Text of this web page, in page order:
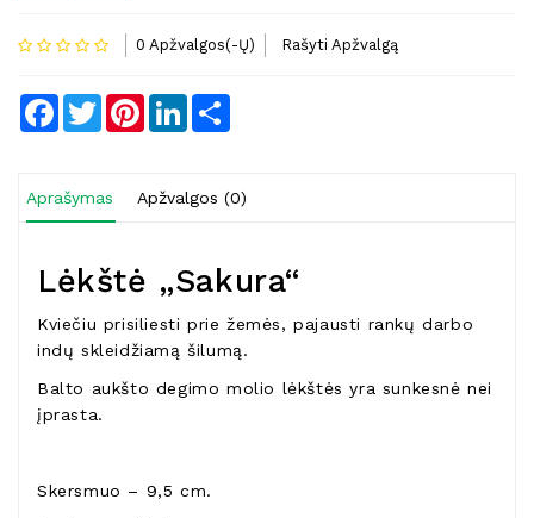
0 Apžvalgos(-Ų) Rašyti Apžvalgą
Facebook
TwitterPinterestLinkedIn
Aprašymas Apžvalgos (0)
Lėkštė „Sakura“
Kviečiu prisiliesti prie žemės, pajausti rankų darbo
indų skleidžiamą šilumą.
Balto aukšto degimo molio lėkštės yra sunkesnė nei
įprasta.
Skersmuo – 9,5 cm.